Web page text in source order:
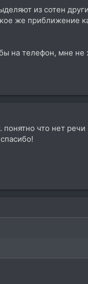
из сотен
же приближение
на телефон, мне
что нет